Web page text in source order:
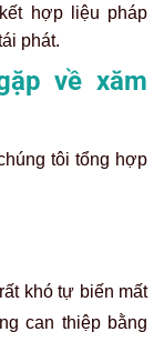
hợp liệu pháp
phát.
về xăm
tôi tổng hợp
khó tự biến mất
can thiệp bằng